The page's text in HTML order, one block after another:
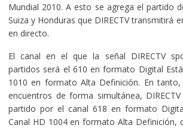
Mundial 2010. A esto se agrega el partido
Suiza y Honduras que DIRECTV transmitirá
en directo.
El canal en el que la señal DIRECTV
partidos será el 610 en formato Digital
1010 en formato Alta Definición. En tanto,
encuentros de forma simultánea,
partido por el canal 618 en formato
Canal HD 1004 en formato Alta Definición,